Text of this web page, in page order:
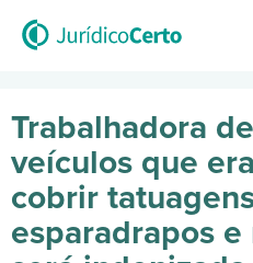
Trabalhadora
veículos que
cobrir
esparadrapos e